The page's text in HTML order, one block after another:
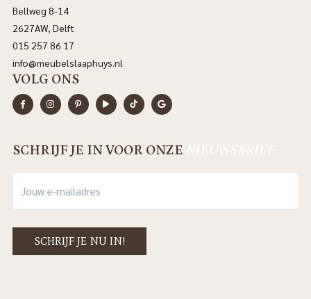
Bellweg 8-14
2627AW, Delft
015 257 86 17
info@meubelslaaphuys.nl
VOLG ONS
SCHRIJF JE IN VOOR ONZE NIEUWSBRIEF